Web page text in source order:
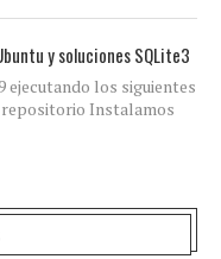
y soluciones SQLite3
ejecutando los siguientes
Instalamos